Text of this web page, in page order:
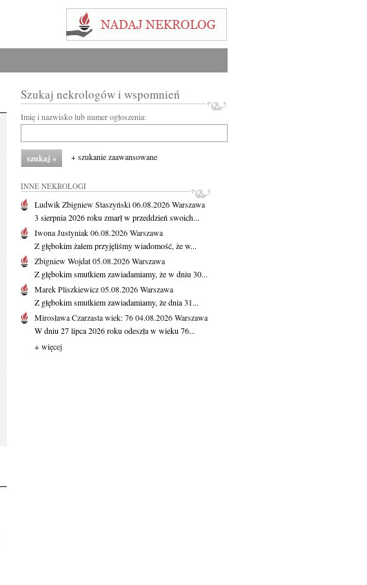
Szukaj nekrologów i wspomnień
Imię i nazwisko lub numer ogłoszenia:
+ szukanie zaawansowane
INNE NEKROLOGI
Ludwik Zbigniew Staszyński06.08.2026Warszawa
3 sierpnia 2026 roku zmarł w przeddzień swoich...
Iwona Justyniak06.08.2026Warszawa
Z głębokim żalem przyjęliśmy wiadomość, że w...
Zbigniew Wojdat05.08.2026Warszawa
Z głębokim smutkiem zawiadamiamy, że w dniu 30...
Marek Pliszkiewicz05.08.2026Warszawa
Z głębokim smutkiem zawiadamiamy, że dnia 31...
Mirosława Czarzastawiek: 7604.08.2026Warszawa
W dniu 27 lipca 2026 roku odeszła w wieku 76...
+ więcej